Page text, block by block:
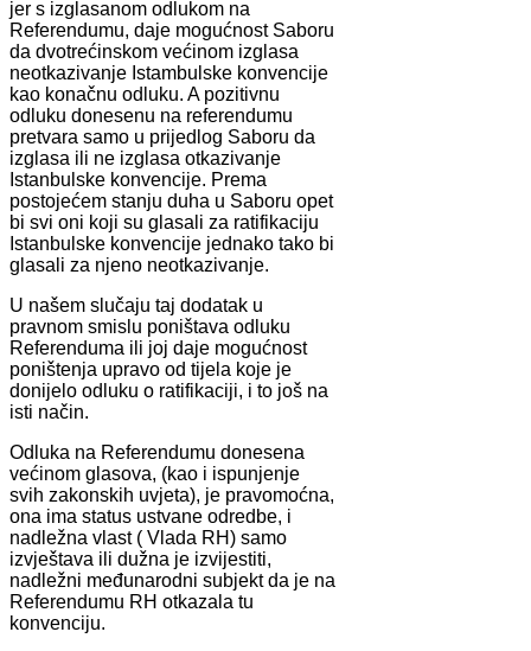
jer s izglasanom odlukom na
Referendumu, daje mogućnost Saboru
da dvotrećinskom većinom izglasa
neotkazivanje Istambulske konvencije
kao konačnu odluku. A pozitivnu
odluku donesenu na referendumu
pretvara samo u prijedlog Saboru da
izglasa ili ne izglasa otkazivanje
Istanbulske konvencije. Prema
postojećem stanju duha u Saboru opet
bi svi oni koji su glasali za ratifikaciju
Istanbulske konvencije jednako tako bi
glasali za njeno neotkazivanje.
U našem slučaju taj dodatak u
pravnom smislu poništava odluku
Referenduma ili joj daje mogućnost
poništenja upravo od tijela koje je
donijelo odluku o ratifikaciji, i to još na
isti način.
Odluka na Referendumu donesena
većinom glasova, (kao i ispunjenje
svih zakonskih uvjeta), je pravomoćna,
ona ima status ustvane odredbe, i
nadležna vlast ( Vlada RH) samo
izvještava ili dužna je izvijestiti,
nadležni međunarodni subjekt da je na
Referendumu RH otkazala tu
konvenciju.